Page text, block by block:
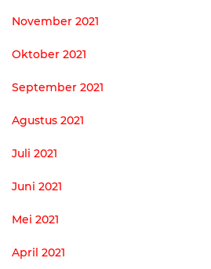
November 2021
Oktober 2021
September 2021
Agustus 2021
Juli 2021
Juni 2021
Mei 2021
April 2021